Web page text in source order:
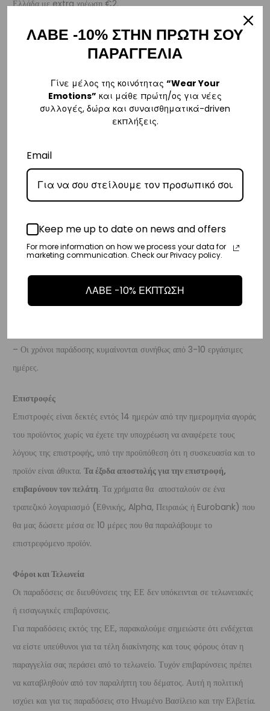
Ελλάδα με extra χρέωση €2.
Κύπρος
– Τα έξοδα αποστολής για Κύπρο είναι στα€16.
την παράδοσή σας.
– Οι χρόνοι παράδοσης κυμαίνονται συνήθως από 2-7 εργάσιμες
Ευρώπη
– Τα έξοδα αποστολής για όλο την Ευρώπη είναι στα
– Η συνεργαζόμενη εταιρεία ταχυμεταφορών,DHL, θα αναλάβει την
– Οι χρόνοι παράδοσης κυμαίνονται συνήθως από 3-8 εργάσιμες
ημέρες.
Διεθνή
– Τα έξοδα αποστολής για όλο τον υπόλοιπο κόσμο είναι στα
– Οι χρόνοι παράδοσης κυμαίνονται συνήθως από 3-10 εργάσιμες
ημέρες.
Επιστροφές
Επιστροφές είναι δεκτές εντός 14 ημερών από την ημερομηνία αγοράς
του προϊόντος χωρίς να έχετε την υποχρέωση να αναφέρετε τους
λόγους της επιστροφής, υπό την προϋπόθεση ότι η συσκευασία και το
προϊόν είναι άθικτα. Τα έξοδα αποστολής για την επιστροφή,
επιβαρύνουν τον πελάτη. Τα χρήματα θα αποσταλούν σε ένα
τραπεζικό λογαριασμό (Εθνικής, Alpha, Πειραιώς ή Eurobank) που
θα μας δώσετε μέσα σε 10 μέρες που θα παραλάβουμε το
επιστρεφόμενο προϊόν.
Φόροι και Τελωνεία
Οι παραδόσεις σε διευθύνσεις της ΕΕ δεν υπόκεινται σε τελωνειακές
ή εισαγωγικές επιβαρύνσεις.
Για παραδόσεις εκτός της ΕΕ, παρακαλούμε σημειώστε ότι ενδέχεται
να είστε υπεύθυνοι για τα τέλη διακίνησης και τους φόρους όταν η
παραγγελία σας περάσει από το τελωνείο. Τυχόν επιβαρύνσεις πρέπει
να καταβληθούν από τον παραλήπτη του δέματος. Αυτή η πολιτική
ισχύει και για τις παραδόσεις στο Ηνωμένο Βασίλειο και την Ελβετία.
ΛΑΒΕ -10% ΣΤΗΝ ΠΡΩΤΗ ΣΟΥ
ΠΑΡΑΓΓΕΛΙΑ
Γίνε μέλος της κοινότητας “Wear Your
Emotions” και μάθε πρώτη/ος για νέες
συλλογές, δώρα και συναισθηματικά-driven
εκπλήξεις.
Email
Keep me up to date on news and offers
For more information on how we process your data for
marketing communication. Check our Privacy policy.
ΛΑΒΕ -10% ΕΚΠΤΩΣΗ